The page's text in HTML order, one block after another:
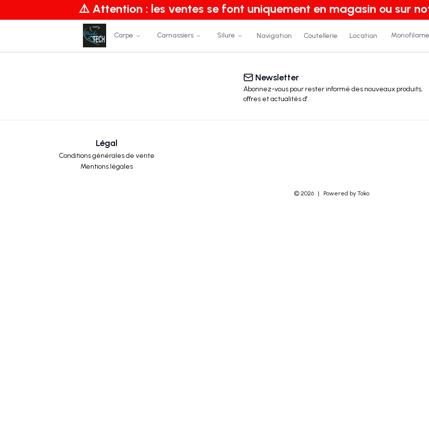
⚠️ Attention : les ventes se font uniquement en magasin ou sur
Carpe Carnassiers Silure Navigation Coutellerie Location
Newsletter
Abonnez-vous pour rester informé des nouveaux produits,
offres et actualitésd'.
Légal
Conditions générales de vente
Mentions légales
© 2026 | Powered by Toko